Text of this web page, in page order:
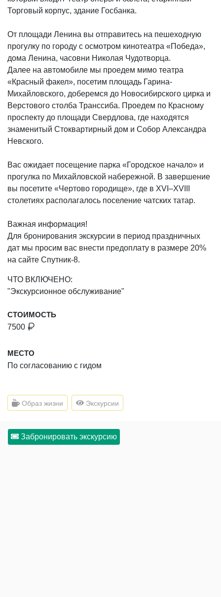
Торговый корпус, здание Госбанка.
От площади Ленина вы отправитесь на пешеходную
прогулку по городу с осмотром кинотеатра «Победа»,
дома Ленина, часовни Николая Чудотворца.
Далее на автомобиле мы проедем мимо театра
«Красный факел», посетим площадь Гарина-
Михайловского, доберемся до Новосибирского цирка и
Верстового столба Транссиба. Проедем по Красному
проспекту до площади Свердлова, где находятся
знаменитый Стоквартирный дом и Собор Александра
Невского.
Вас ожидает посещение парка «Городское начало» и
прогулка по Михайловской набережной. В завершение
вы посетите «Чертово городище», где в XVI–XVIII
столетиях располагалось поселение чатских татар.
Важная информация!
Для бронирования экскурсии в период праздничных
дат мы просим вас внести предоплату в размере 20%
на сайте Спутник-8.
ЧТО ВКЛЮЧЕНО:
"Экскурсионное обслуживание"
СТОИМОСТЬ
7500
МЕСТО
По согласованию с гидом
Образ жизни Экскурсии
Забронировать экскурсию